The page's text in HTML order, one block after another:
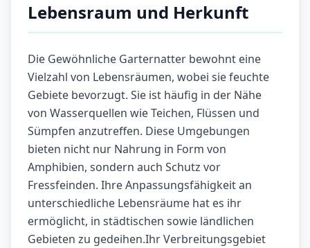
Lebensraum und Herkunft
Die Gewöhnliche Garternatter bewohnt eine
Vielzahl von Lebensräumen, wobei sie feuchte
Gebiete bevorzugt. Sie ist häufig in der Nähe
von Wasserquellen wie Teichen, Flüssen und
Sümpfen anzutreffen. Diese Umgebungen
bieten nicht nur Nahrung in Form von
Amphibien, sondern auch Schutz vor
Fressfeinden. Ihre Anpassungsfähigkeit an
unterschiedliche Lebensräume hat es ihr
ermöglicht, in städtischen sowie ländlichen
Gebieten zu gedeihen.Ihr Verbreitungsgebiet